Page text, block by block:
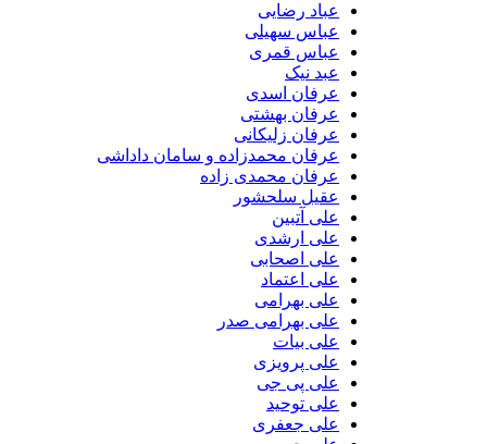
عباد رضایی
عباس سهیلی
عباس قمری
عبد نیک
عرفان اسدی
عرفان بهشتی
عرفان زلیکانی
عرفان محمدزاده و سامان داداشی
عرفان محمدی زاده
عقیل سلحشور
علی آتبین
علی ارشدی
علی اصحابی
علی اعتماد
علی بهرامی
علی بهرامی صدر
علی بیات
علی پرویزی
علی پی جی
علی توحید
علی جعفری